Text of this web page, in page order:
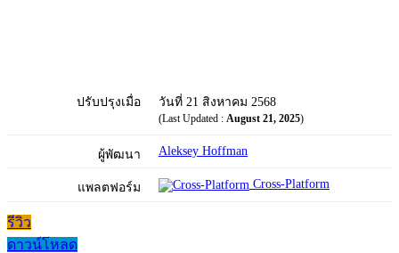
ปรับปรุงเมื่อ วันที่ 21 สิงหาคม 2568
(Last Updated : August 21, 2025)
ผู้พัฒนา Aleksey Hoffman
แพลตฟอร์ม Cross-Platform
รีวิว
ดาวน์โหลด